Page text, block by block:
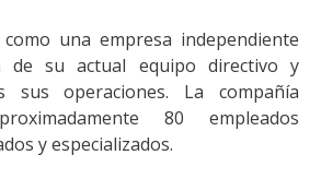
una empresa independiente
de su actual equipo directivo y
sus operaciones. La compañía
80 empleados
y especializados.